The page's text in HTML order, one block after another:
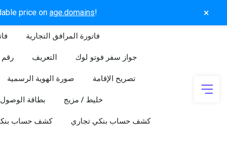
price on age.domains! ×
فاتورة المرافق التجارية
رقم التعريف جواز سفر فوتو لوك
صورة الهوية الرسمية تصريح الإقامة
بطاقة الوصول خليط / مزيج
كشف حساب كشف حساب بنكي تجاري